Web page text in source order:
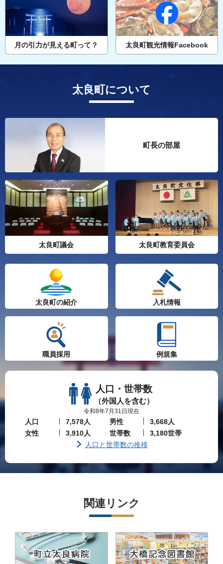
月の引力が見える町って？ 太良町観光情報Facebook
太良町について
町長の部屋
太良町議会 太良町教育委員会
太良町の紹介 入札情報
職員採用 例規集
人口・世帯数
（外国人を含む）
令和8年7月31日現在
人口 7,578人 男性
3,668人
女性
3,910人 世帯数
3,180世帯
人口と世帯数の推移
関連リンク